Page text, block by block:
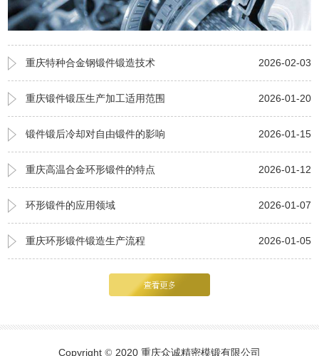
重庆特种合金钢锻件锻造技术 2026-02-03
重庆锻件锻压生产加工适用范围 2026-01-20
锻件锻后冷却对自由锻件的影响 2026-01-15
重庆高温合金环形锻件的特点 2026-01-12
环形锻件的应用领域 2026-01-07
重庆环形锻件锻造生产流程 2026-01-05
Copyright © 2020 重庆众诚精密模锻有限公司